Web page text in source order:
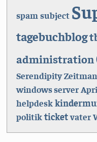
spam subject
tagebuchblog
administration
Serendipity
windows server
helpdesk
politikticketvater